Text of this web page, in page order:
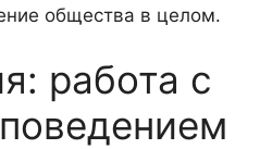
общества в целом.
работа с